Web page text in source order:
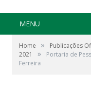
MENU
Home » Publicações
2021
»
Portaria de
Ferreira